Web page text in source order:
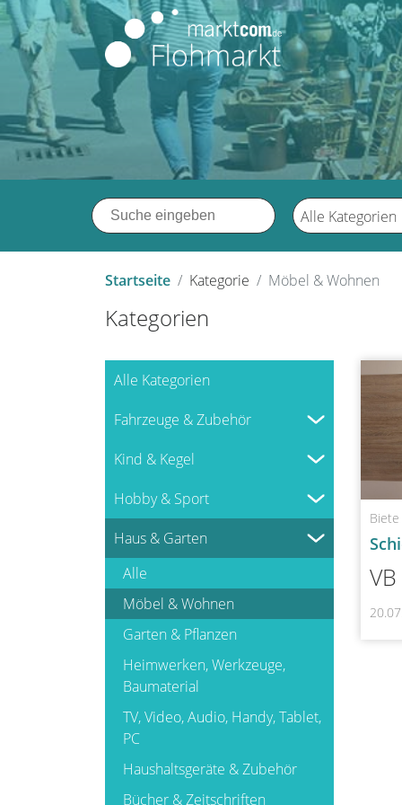
Alle Kategorien
Startseite Kategorie Möbel & Wohnen
Kategorien
Alle Kategorien
Fahrzeuge & Zubehör
Alle
Fahrräder
Boote & Wasserfahrzeuge
Motorräder, Quads, Trikes
Anhänger & Trailer
Wohnmobile &
Campingfahrzeuge
Kind & Kegel
Alle
Spielzeug indoor
Spielzeug outdoor
Baby- & Kleinkinderausstattung
Spielekonsolen &
Technikspielzeug
Hobby & Sport
Alle
Handarbeit & Basteln
Sport
Musikinstrumente
Camping
Antikes, Kunst, Seltenes
Haus & Garten
Alle
Möbel & Wohnen
Garten & Pflanzen
Heimwerken, Werkzeuge,
Baumaterial
TV, Video, Audio, Handy, Tablet,
PC
Haushaltsgeräte & Zubehör
Bücher & Zeitschriften
Biete